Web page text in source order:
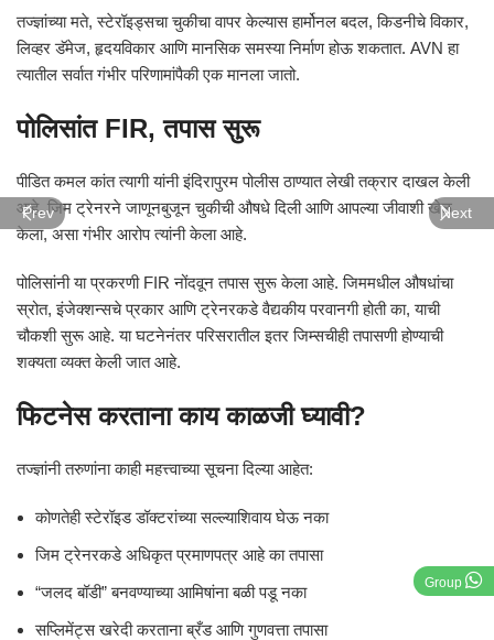
Group
तज्ज्ञांच्या मते, स्टेरॉइड्सचा चुकीचा वापर केल्यास हार्मोनल बदल, किडनीचे विकार,
लिव्हर डॅमेज, हृदयविकार आणि मानसिक समस्या निर्माण होऊ शकतात. AVN हा
त्यातील सर्वात गंभीर परिणामांपैकी एक मानला जातो.
पोलिसांत FIR, तपास सुरू
पीडित कमल कांत त्यागी यांनी इंदिरापुरम पोलीस ठाण्यात लेखी तक्रार दाखल केली
आहे. जिम ट्रेनरने जाणूनबुजून चुकीची औषधे दिली आणि आपल्या जीवाशी खेळ
केला, असा गंभीर आरोप त्यांनी केला आहे.
पोलिसांनी या प्रकरणी FIR नोंदवून तपास सुरू केला आहे. जिममधील औषधांचा
स्रोत, इंजेक्शन्सचे प्रकार आणि ट्रेनरकडे वैद्यकीय परवानगी होती का, याची
चौकशी सुरू आहे. या घटनेनंतर परिसरातील इतर जिम्सचीही तपासणी होण्याची
शक्यता व्यक्त केली जात आहे.
फिटनेस करताना काय काळजी घ्यावी?
तज्ज्ञांनी तरुणांना काही महत्त्वाच्या सूचना दिल्या आहेत:
कोणतेही स्टेरॉइड डॉक्टरांच्या सल्ल्याशिवाय घेऊ नका
जिम ट्रेनरकडे अधिकृत प्रमाणपत्र आहे का तपासा
“जलद बॉडी” बनवण्याच्या आमिषांना बळी पडू नका
सप्लिमेंट्स खरेदी करताना ब्रँड आणि गुणवत्ता तपासा
Prev Next